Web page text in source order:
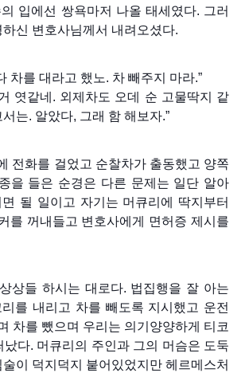
입에선 쌍욕마저 나올 태세였다. 그러
신 변호사님께서 내려오셨다.
차를 대라고 했노. 차 빼주지 마라.”
엿같네. 외제차도 오데 순 고물딱지 같
는. 알았다, 그래 함 해보자.”
전화를 걸었고 순찰차가 출동했고 양쪽
을 들은 순경은 다른 문제는 일단 알아
될 일이고 자기는 머큐리에 딱지부터
를 꺼내들고 변호사에게 면허증 제시를
상들 하시는 대로다. 법집행을 잘 아는
를 내리고 차를 빼도록 지시했고 운전
차를 뺐으며 우리는 의기양양하게 티코
났다. 머큐리의 주인과 그의 머슴은 도둑
이 덕지덕지 붙어있었지만 헤르메스처